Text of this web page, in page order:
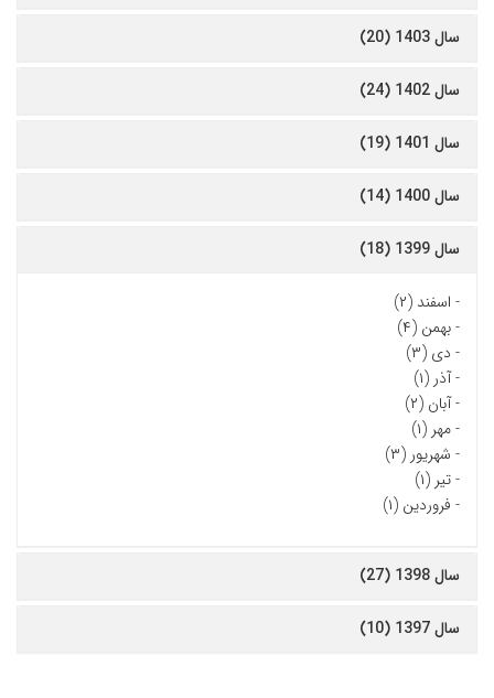
سال 1403 (20)
سال 1402 (24)
سال 1401 (19)
سال 1400 (14)
سال 1399 (18)
- اسفند (۲)
-بهمن (۴)
- دی (۳)
-آذر (۱)
-آبان (۲)
-مهر (۱)
- شهریور (۳)
-تیر (۱)
- فروردین (۱)
سال 1398 (27)
سال 1397 (10)